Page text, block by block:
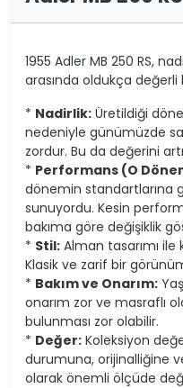
1955 Adler MB 250 RS,
arasında oldukça
* Nadirlik: Üretildiği
nedeniyle günümüzde
zordur. Bu da değerini
* Performans (O
dönemin standartlarına
sunuyordu. Kesin
bakıma göre değişiklik
* Stil: Alman tasarımı
Klasik ve zarif bir
* Bakım ve Onarım:
onarım zor ve masraflı
bulunması zor olabilir.
* Değer: Koleksiyon
durumuna, orijinalliğine
olarak önemli ölçüde